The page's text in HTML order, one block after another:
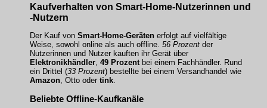
Kaufverhalten von Smart-Home-Nutzerinnen und
-Nutzern
Der Kauf von Smart-Home-Geräten erfolgt auf vielfältige
Weise, sowohl online als auch offline. 56 Prozent der
Nutzerinnen und Nutzer kauften ihr Gerät über
Elektronikhändler 49 Prozent bei einem Fachhändler. Rund
ein Drittel (33 Prozent) bestellte bei einem Versandhandel wie
Amazon Otto oder tink
Beliebte Offline-Kaufkanäle